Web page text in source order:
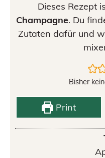
Dieses Rezept
Champagne. Du
Zutaten dafür und
Bisher
Print